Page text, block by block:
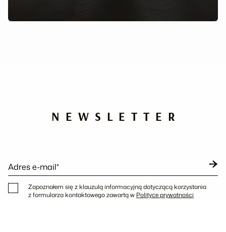
NEWSLETTER
Adres e-mail*
Zapoznałem się z klauzulą informacyjną dotyczącą korzystania
z formularza kontaktowego zawartą w Polityce prywatności